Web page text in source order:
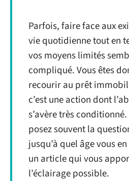
Parfois, faire face aux
vie quotidienne tout en
vos moyens limités
compliqué. Vous êtes
recourir au prêt
c’est une action dont
s’avère très
posez souvent la
jusqu’à quel âge vous
un article qui vous
l’éclairage possible.